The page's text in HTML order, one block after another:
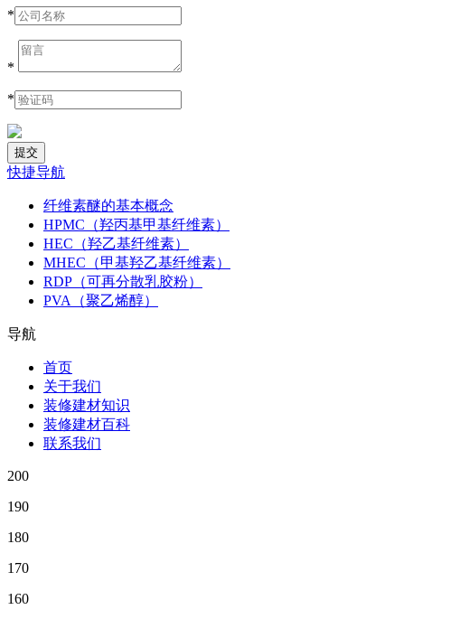
*
*
*
快捷导航
纤维素醚的基本概念
HPMC（羟丙基甲基纤维素）
HEC（羟乙基纤维素）
MHEC（甲基羟乙基纤维素）
RDP（可再分散乳胶粉）
PVA（聚乙烯醇）
导航
首页
关于我们
装修建材知识
装修建材百科
联系我们
200
190
180
170
160